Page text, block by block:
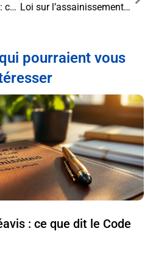
Liquidation judiciaire : comprendre les enjeux et les conséquences
Loi sur l’assainissement des eaux usées domestiques : enjeux et obligations
pourraient vous
: ce que dit le Code